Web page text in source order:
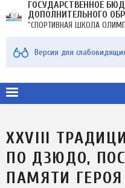
Перейти
основному
ГОСУДАРСТВЕННОЕ
ДОПОЛНИТЕЛЬНОГО
"СПОРТИВНАЯ ШКОЛА
Версия для
XXVIII
ПО ДЗЮДО,
ПАМЯТИ ГЕРОЯ